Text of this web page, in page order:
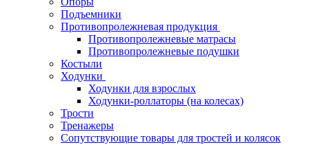
Подъемники
Противопролежневая продукция
Противопролежневые матрасы
Противопролежневые подушки
Костыли
Ходунки
Ходунки для взрослых
Ходунки-роллаторы (на колесах)
Трости
Тренажеры
Сопутствующие товары для тростей и колясок